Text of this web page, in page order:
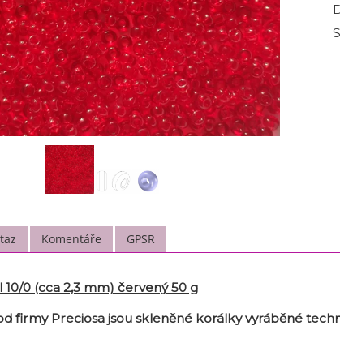
Komentáře GPSR
0 (cca 2,3 mm) červený 50 g
firmy Preciosa jsou skleněné korálky vyráběné